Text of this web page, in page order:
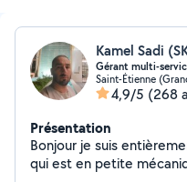
Kamel Sadi
Gérant multi-
Saint-Étienne
4,9/5 (268
Présentation
Bonjour je suis
qui est en petite